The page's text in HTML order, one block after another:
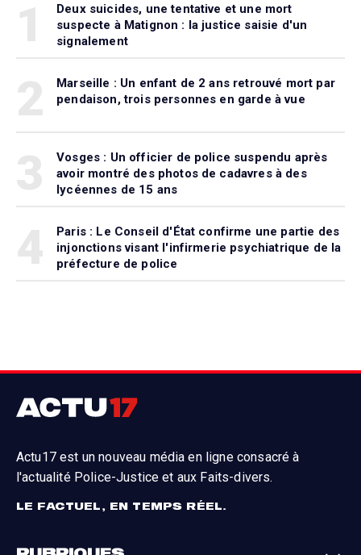
Deux suicides, une tentative et une mort
suspecte à Matignon : la justice saisie d'un
signalement
Marseille : Un enfant de 2 ans retrouvé mort par
pendaison, trois personnes en garde à vue
Vosges : Un officier de police suspendu après
avoir montré des photos de cadavres à des
lycéennes de 15 ans
Paris : Le Conseil d'État confirme une partie des
injonctions visant l'infirmerie psychiatrique de la
préfecture de police
Actu17 est un nouveau média en ligne consacré à
l'actualité Police-Justice et aux Faits-divers.
LE FACTUEL, EN TEMPS RÉEL.